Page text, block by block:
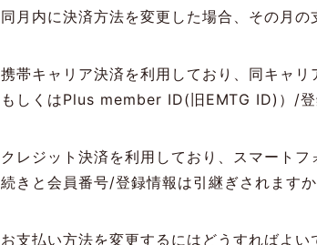
同月内に決済方法を変更した場合、その月の
携帯キャリア決済を利用しており、同キャ
もしくはPlus member ID(旧EMTG ID)）/登
クレジット決済を利用しており、スマート
続きと会員番号/登録情報は引継ぎされますか
お支払い方法を変更するにはどうすればよい